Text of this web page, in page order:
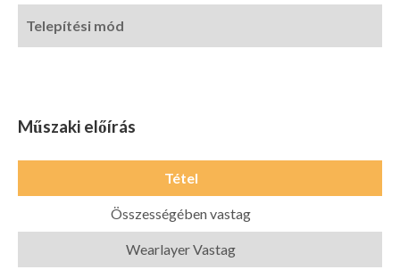
Telepítési mód
Műszaki előírás
Tétel
Összességében vastag
Wearlayer Vastag